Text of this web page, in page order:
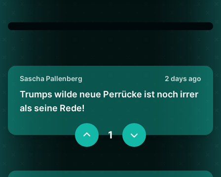
Sascha Pallenberg 2 days ago
Trumps wilde neue Perrücke ist noch irrer
als seine Rede!
1